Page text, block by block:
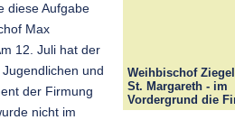
Weihbischof
St. Margareth - im
Vordergrund die
diese Aufgabe
Max
12. Juli hat der
und
der Firmung
nicht im